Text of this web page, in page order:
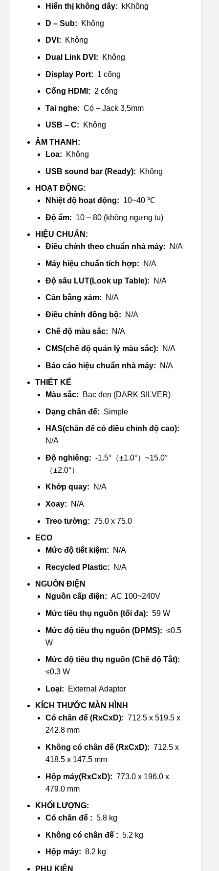
Hiển thị không dây:
kKhông
D – Sub: Không
DVI: Không
Dual Link DVI: Không
Display Port: 1 cổng
Cổng HDMI: 2 cổng
Tai nghe: Có – Jack 3,5mm
USB – C: Không
ÂM THANH:
Loa:
Không
USB sound bar (Ready): Không
HOẠT ĐỘNG:
Nhiệt độ hoạt động: 10~40 ℃
Độ ẩm: 10 ~ 80 (không ngưng tụ)
HIỆU CHUẨN:
Điều chỉnh theo chuẩn nhà máy:
N/A
Máy hiệu chuẩn tích hợp: N/A
Độ sâu LUT(Look up Table): N/A
Cân bằng xám: N/A
Điều chỉnh đồng bộ: N/A
Chế độ màu sắc: N/A
CMS(chế độ quản lý màu sắc): N/A
Báo cáo hiệu chuẩn nhà máy: N/A
THIẾT KẾ
Màu sắc:
Bạc đen (DARK SILVER)
Dạng chân đế: Simple
HAS(chân đế có điều chỉnh độ cao):
N/A
Độ nghiêng: -1.5°（±1.0°）~15.0°
（±2.0°）
Khớp quay: N/A
Xoay: N/A
Treo tường: 75.0 x 75.0
ECO
Mức độ tiết kiệm:
N/A
Recycled Plastic: N/A
NGUỒN ĐIỆN
Nguồn cấp điện: AC 100~240V
Mức tiêu thụ nguồn (tối đa): 59 W
Mức độ tiêu thụ nguồn (DPMS): ≤0.5
W
Mức độ tiêu thụ nguồn (Chế độ Tắt):
≤0.3 W
Loại: External Adaptor
KÍCH THƯỚC MÀN HÌNH
Có chân đế (RxCxD): 712.5 x 519.5 x
242.8 mm
Không có chân đế (RxCxD): 712.5 x
418.5 x 147.5 mm
Hộp máy(RxCxD): 773.0 x 196.0 x
479.0 mm
KHỐI LƯỢNG:
Có chân đế : 5.8 kg
Không có chân đế : 5.2 kg
Hộp máy: 8.2 kg
PHỤ KIỆN